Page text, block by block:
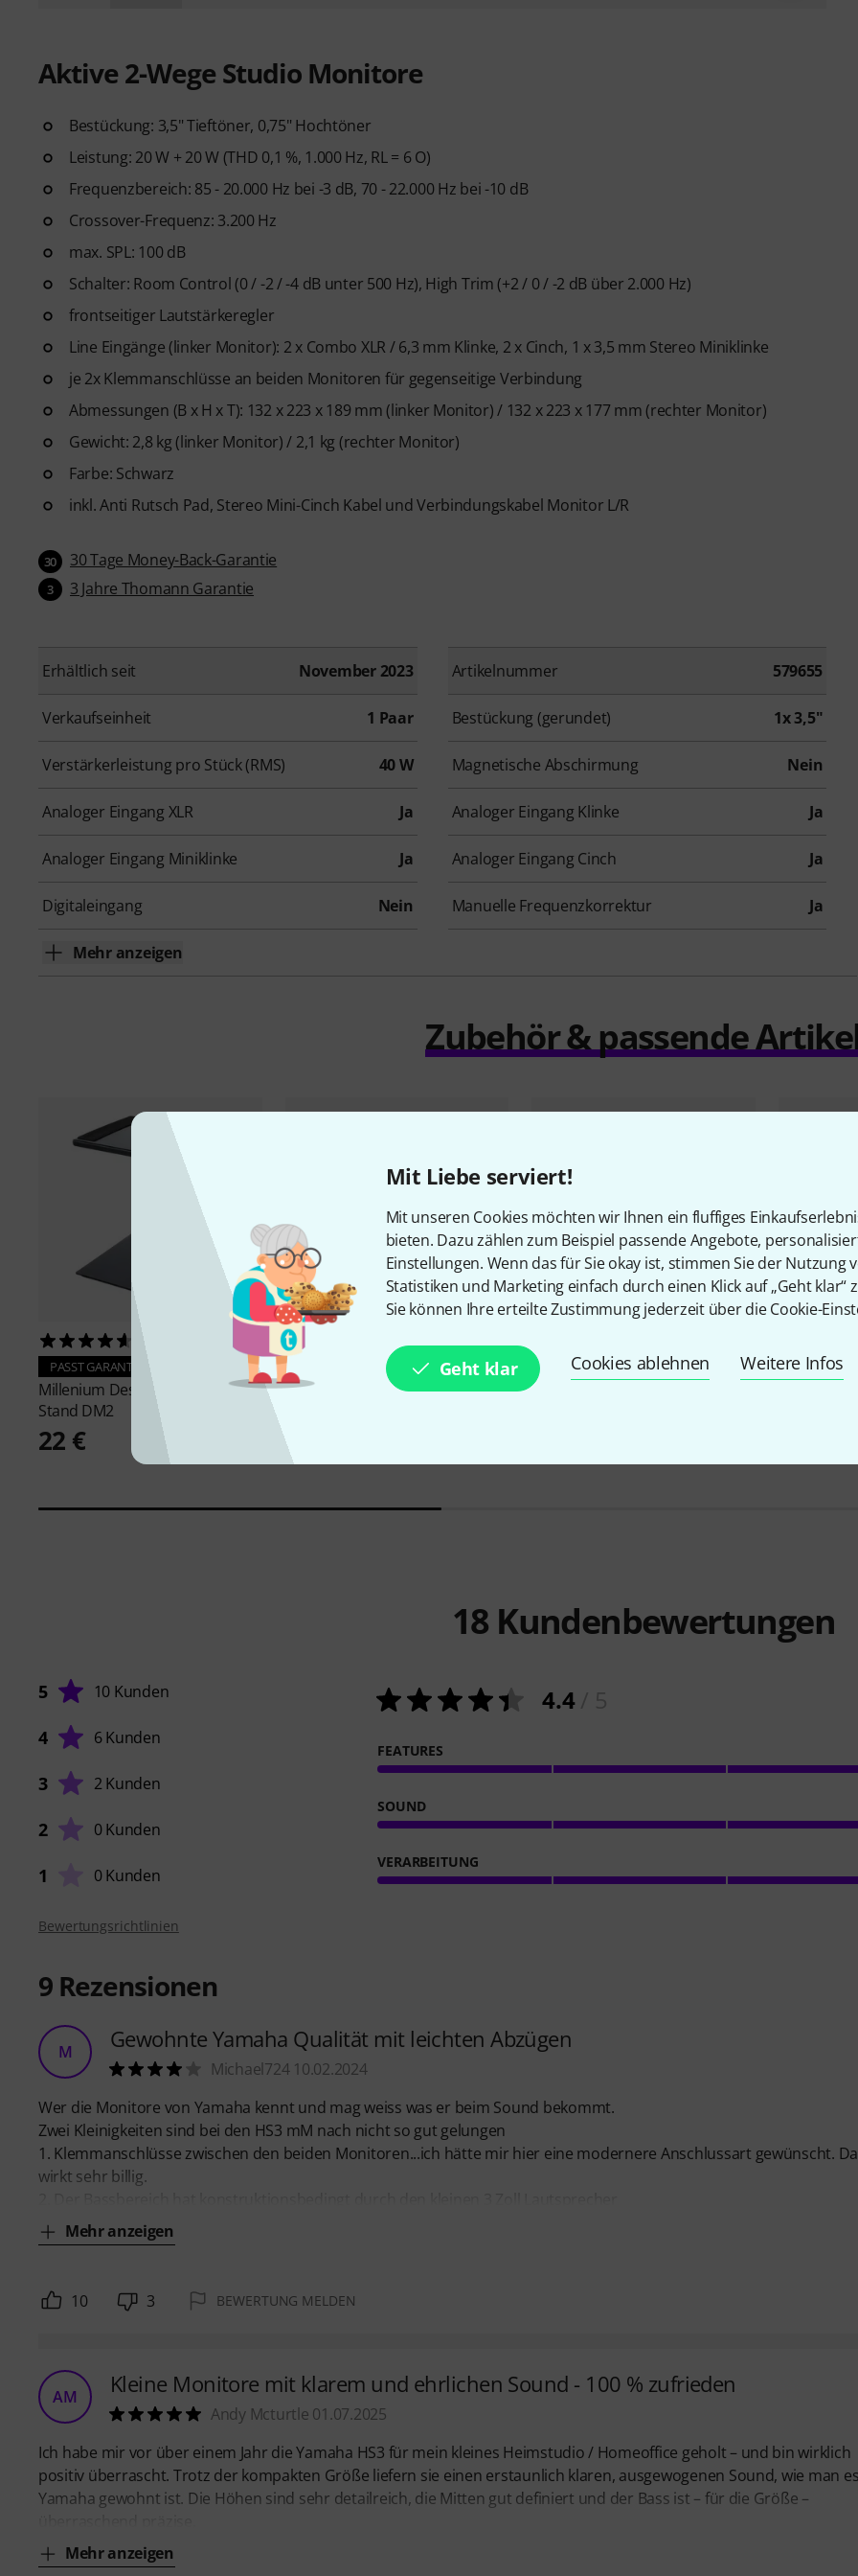
Mit Liebe serviert!
Mit unseren Cookies möchten wir Ihnen ein fluffiges
bieten. Dazu zählen zum Beispiel passende Angebote,
Einstellungen. Wenn das für Sie okay ist, stimmen Sie der Nutzung
Statistiken und Marketing einfach durch einen Klick auf „Geht klar“
Sie können Ihre erteilte Zustimmung jederzeit über die Cookie-
Geht klar Cookies ablehnen Weitere Infos
Aktive 2-Wege Studio Monitore
Bestückung: 3,5" Tieftöner, 0,75" Hochtöner
Leistung: 20 W + 20 W (THD 0,1 %, 1.000 Hz, RL = 6 O)
Frequenzbereich: 85 - 20.000 Hz bei -3 dB, 70 - 22.000 Hz bei -10 dB
Crossover-Frequenz: 3.200 Hz
max. SPL: 100 dB
Schalter: Room Control (0 / -2 / -4 dB unter 500 Hz), High Trim (+2 / 0 / -2 dB über 2.000 Hz)
frontseitiger Lautstärkeregler
Line Eingänge (linker Monitor): 2 x Combo XLR / 6,3 mm Klinke, 2 x Cinch, 1 x 3,5 mm Stereo Miniklinke
je 2x Klemmanschlüsse an beiden Monitoren für gegenseitige Verbindung
Abmessungen (B x H x T): 132 x 223 x 189 mm (linker Monitor) / 132 x 223 x 177 mm (rechter Monitor)
Gewicht: 2,8 kg (linker Monitor) / 2,1 kg (rechter Monitor)
Farbe: Schwarz
inkl. Anti Rutsch Pad, Stereo Mini-Cinch Kabel und Verbindungskabel Monitor L/R
30 30 Tage Money-Back-Garantie
3 3 Jahre Thomann Garantie
Erhältlich seit November 2023 Artikelnummer 579655
Verkaufseinheit 1 Paar Bestückung (gerundet) 1x 3,5"
Verstärkerleistung pro Stück (RMS) 40 W Magnetische Abschirmung Nein
Analoger Eingang XLR Ja Analoger Eingang Klinke Ja
Analoger Eingang Miniklinke Ja Analoger Eingang Cinch Ja
Digitaleingang Nein Manuelle Frequenzkorrektur Ja
Mehr anzeigen
Zubehör & passende
PASST GARANTIERT
Millenium Desktop Monitor
Stand DM2
22 €
3020
PASST GARANTIERT
t.akustik ISO-Pad 5
PASST GARANTIERT
Cordial
PASST
18 Kundenbewertungen
5 10 Kunden
4 6 Kunden
3 2 Kunden
2 0 Kunden
1 0 Kunden
4.4/ 5
FEATURES
SOUND
VERARBEITUNG
Bewertungsrichtlinien
9 Rezensionen
M Gewohnte Yamaha Qualität mit leichten Abzügen
Michael724 10.02.2024
Wer die Monitore von Yamaha kennt und mag weiss was er beim Sound bekommt.
Zwei Kleinigkeiten sind bei den HS3 mM nach nicht so gut gelungen
1. Klemmanschlüsse zwischen den beiden Monitoren...ich hätte mir hier eine modernere Anschlussart gewünscht.
wirkt sehr billig.
Mehr anzeigen
10 3 BEWERTUNG MELDEN
AM Kleine Monitore mit klarem und ehrlichen Sound - 100 % zufrieden
Andy Mcturtle 01.07.2025
Ich habe mir vor über einem Jahr die Yamaha HS3 für mein kleines Heimstudio / Homeoffice geholt – und bin wirklich
positiv überrascht. Trotz der kompakten Größe liefern sie einen erstaunlich klaren, ausgewogenen Sound, wie man
Yamaha gewohnt ist. Die Höhen sind sehr detailreich, die Mitten gut definiert und der Bass ist – für die Größe –
Mehr anzeigen